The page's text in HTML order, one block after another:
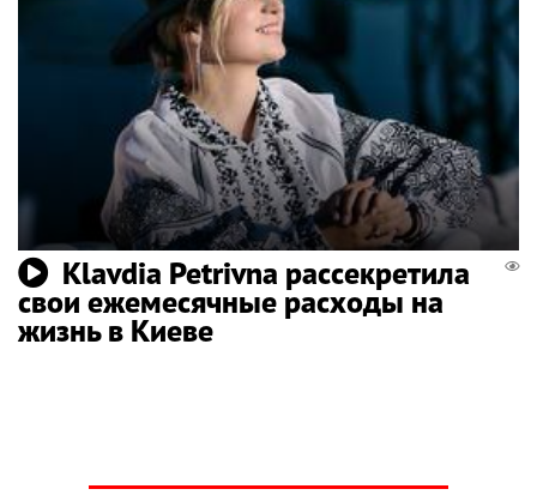
Klavdia Petrivna рассекретила
свои ежемесячные расходы на
жизнь в Киеве